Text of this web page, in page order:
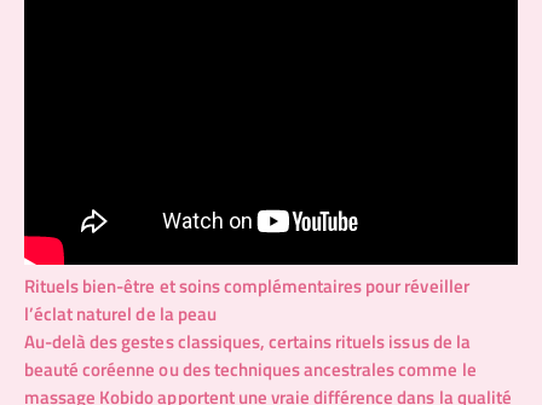
Rituels bien-être et soins complémentaires pour réveiller
l’éclat naturel de la peau
Au-delà des gestes classiques, certains rituels issus de la
beauté coréenne ou des techniques ancestrales comme le
massage Kobido apportent une vraie différence dans la qualité